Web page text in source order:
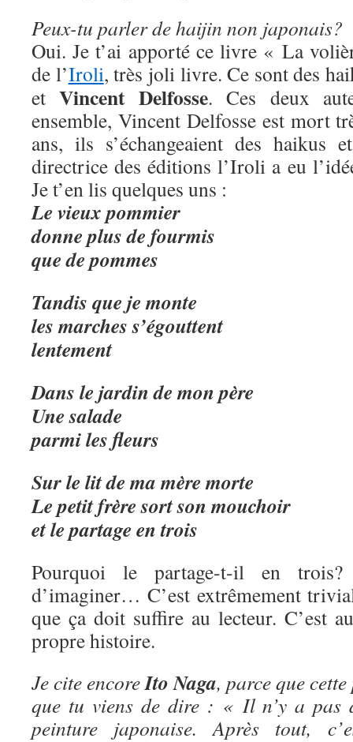
Peux-tu parler de haijin non japonais?
Oui. Je t’ai apporté ce livre « La
de l’Iroli, très joli livre. Ce sont des
etVincent Delfosse. Ces deux
ensemble, Vincent Delfosse est mort
ans, ils s’échangeaient des haikus
directrice des éditions l’Iroli a eu
Je t’en lis quelques uns :
Le vieux pommier
donne plus de fourmis
que de pommes
Tandis que je monte
les marches s’égouttent
lentement
Dans le jardin de mon père
Une salade
parmi les fleurs
Sur le lit de ma mère morte
Le petit frère sort son mouchoir
et le partage en trois
Pourquoi le partage-t-il en
d’imaginer… C’est extrêmement
que ça doit suffire au lecteur. C’est
propre histoire.
Je cite encoreIto Naga, parce que
que tu viens de dire : « Il n’y a pas
peinture japonaise. Après tout,